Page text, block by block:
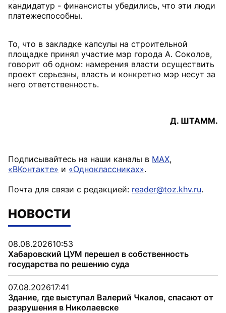
кандидатур - финансисты убедились, что эти люди
платежеспособны.
То, что в закладке капсулы на строительной
площадке принял участие мэр города А. Соколов,
говорит об одном: намерения власти осуществить
проект серьезны, власть и конкретно мэр несут за
него ответственность.
Д. ШТАММ.
Подписывайтесь на наши каналы в MAX,
«ВКонтакте» и «Одноклассниках».
Почта для связи с редакцией: reader@toz.khv.ru.
НОВОСТИ
08.08.202610:53
Хабаровский ЦУМ перешел в собственность
государства по решению суда
07.08.202617:41
Здание, где выступал Валерий Чкалов, спасают от
разрушения в Николаевске